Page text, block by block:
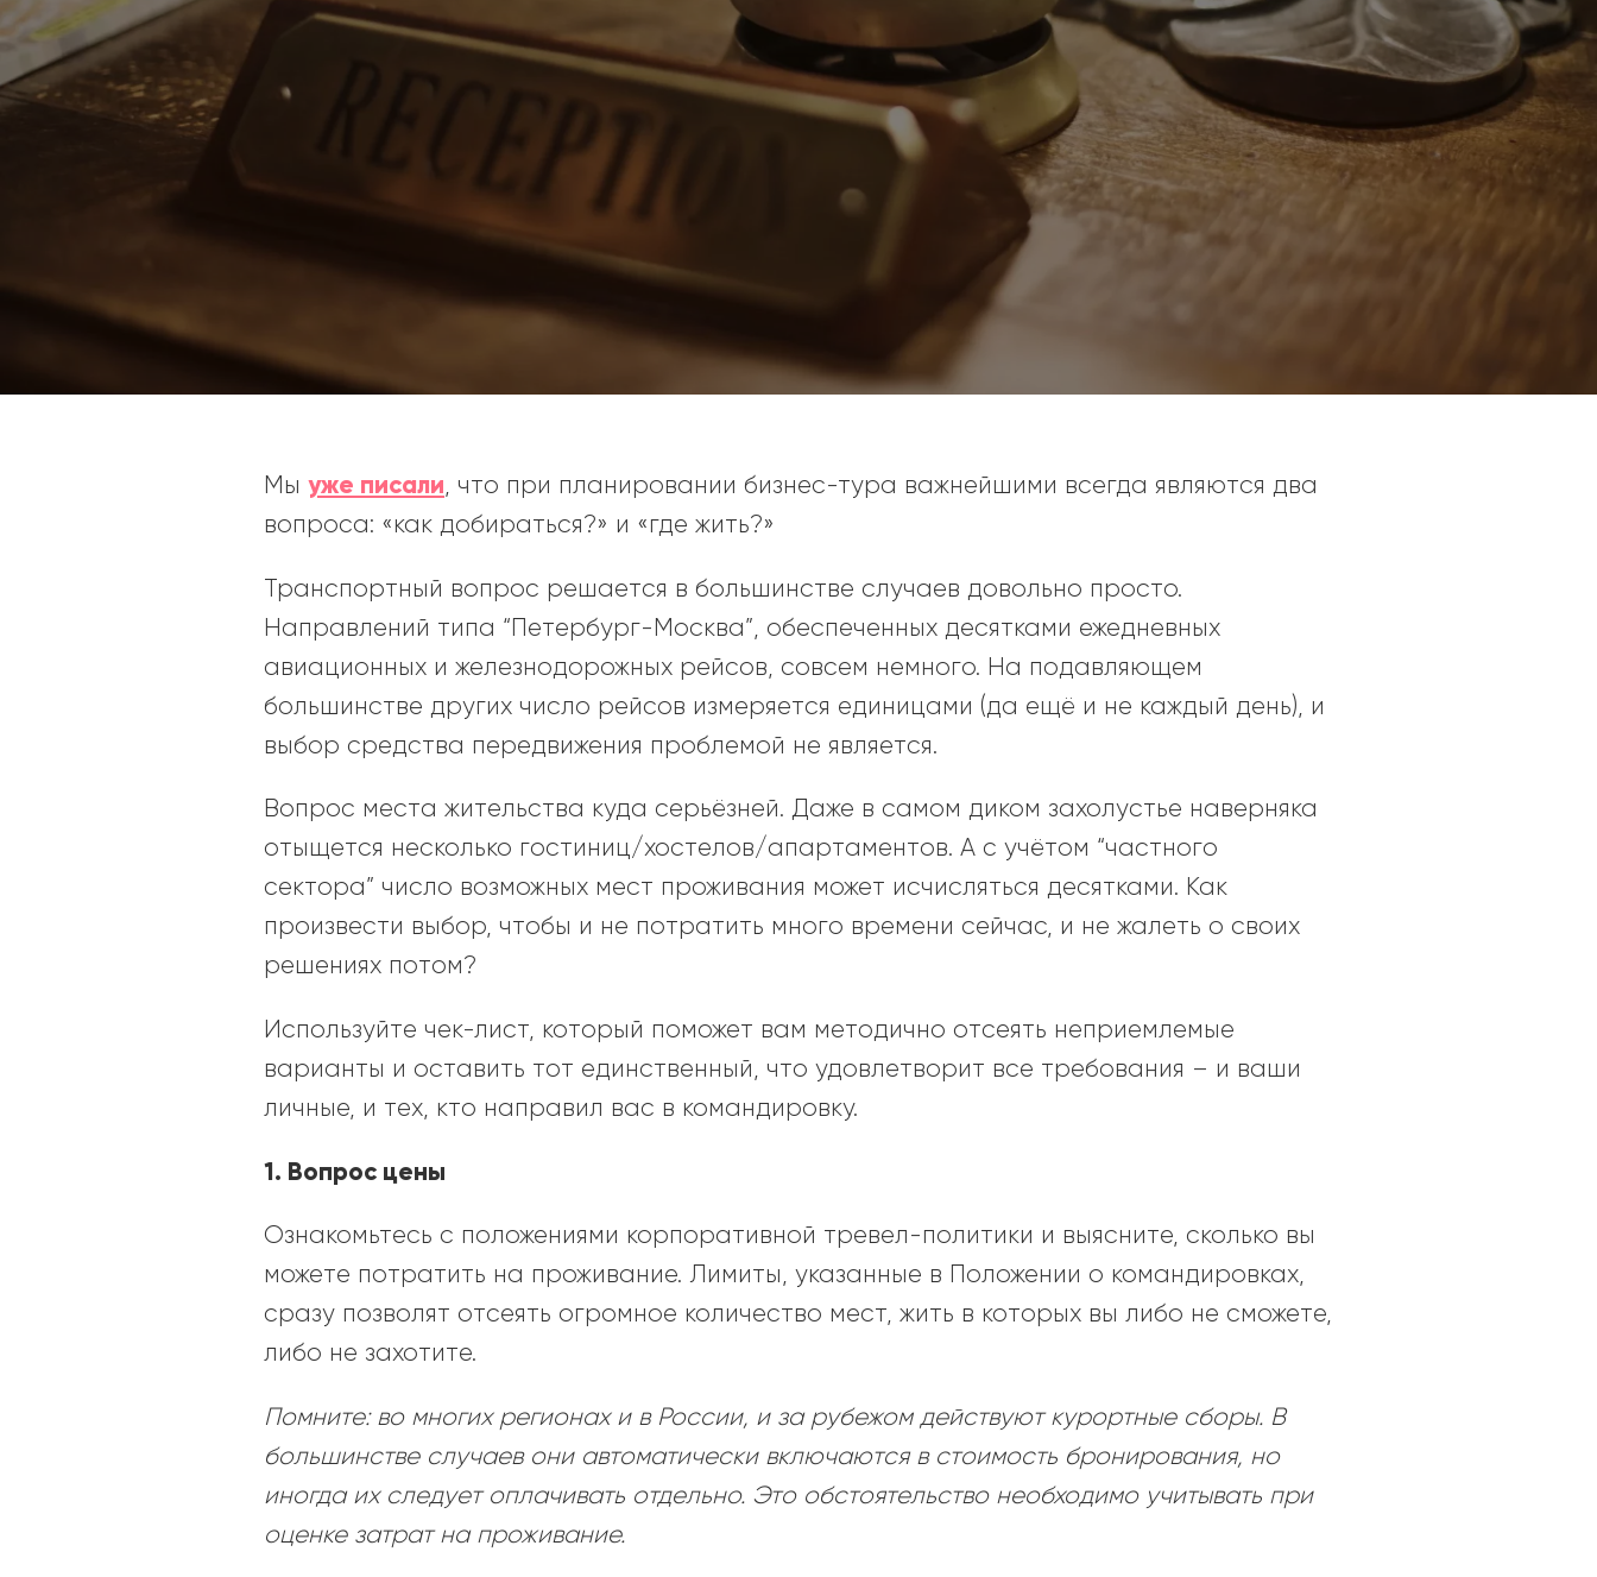
Мы уже писали, что при планировании бизнес-тура важнейшими всегда являются два
вопроса: «как добираться?» и «где жить?»
Транспортный вопрос решается в большинстве случаев довольно просто.
Направлений типа “Петербург-Москва”, обеспеченных десятками ежедневных
авиационных и железнодорожных рейсов, совсем немного. На подавляющем
большинстве других число рейсов измеряется единицами (да ещё и не каждый день), и
выбор средства передвижения проблемой не является.
Вопрос места жительства куда серьёзней. Даже в самом диком захолустье наверняка
отыщется несколько гостиниц/хостелов/апартаментов. А с учётом “частного
сектора” число возможных мест проживания может исчисляться десятками. Как
произвести выбор, чтобы и не потратить много времени сейчас, и не жалеть о своих
решениях потом?
Используйте чек-лист, который поможет вам методично отсеять неприемлемые
варианты и оставить тот единственный, что удовлетворит все требования – и ваши
личные, и тех, кто направил вас в командировку.
1. Вопрос цены
Ознакомьтесь с положениями корпоративной тревел-политики и выясните, сколько вы
можете потратить на проживание. Лимиты, указанные в Положении о командировках,
сразу позволят отсеять огромное количество мест, жить в которых вы либо не сможете,
либо не захотите.
Помните: во многих регионах и в России, и за рубежом действуют курортные сборы. В
большинстве случаев они автоматически включаются в стоимость бронирования, но
иногда их следует оплачивать отдельно. Это обстоятельство необходимо учитывать при
оценке затрат на проживание.